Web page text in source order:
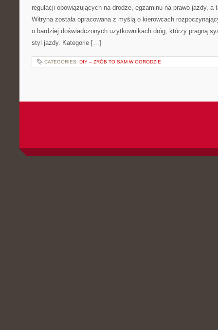
regulacji obowiązujących na drodze, egzaminu na prawo jazdy, a
Witryna została opracowana z myślą o kierowcach
o bardziej doświadczonych użytkownikach dróg, którzy pragną
styl jazdy. Kategorie […]
CATEGORIES: DIY – ZRÓB TO SAM W OGRODZIE